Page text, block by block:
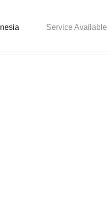
Service Available